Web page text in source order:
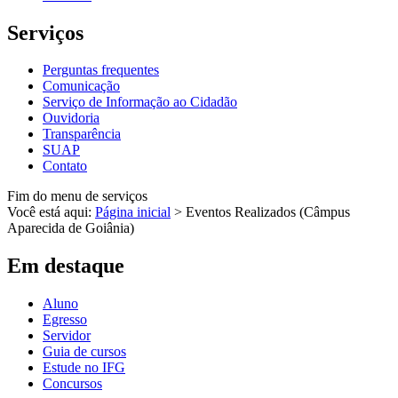
Serviços
Perguntas frequentes
Comunicação
Serviço de Informação ao Cidadão
Ouvidoria
Transparência
SUAP
Contato
Fim do menu de serviços
Você está aqui: Página inicial > Eventos Realizados (Câmpus
Aparecida de Goiânia)
Em destaque
Aluno
Egresso
Servidor
Guia de cursos
Estude no IFG
Concursos